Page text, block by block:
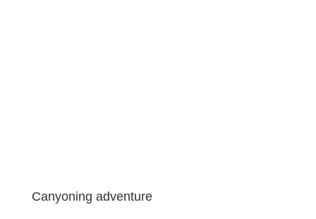
Canyoning adventure